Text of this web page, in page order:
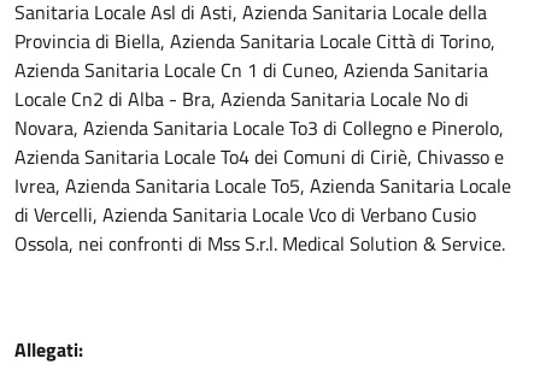
Sanitaria Locale Asl di Asti, Azienda Sanitaria Locale della
Provincia di Biella, Azienda Sanitaria Locale Città di Torino,
Azienda Sanitaria Locale Cn 1 di Cuneo, Azienda Sanitaria
Locale Cn2 di Alba - Bra, Azienda Sanitaria Locale No di
Novara, Azienda Sanitaria Locale To3 di Collegno e Pinerolo,
Azienda Sanitaria Locale To4 dei Comuni di Ciriè, Chivasso e
Ivrea, Azienda Sanitaria Locale To5, Azienda Sanitaria Locale
di Vercelli, Azienda Sanitaria Locale Vco di Verbano Cusio
Ossola, nei confronti di Mss S.r.l. Medical Solution & Service.
Allegati: